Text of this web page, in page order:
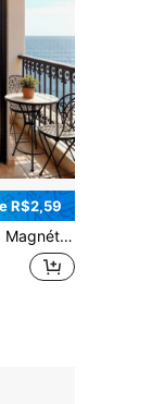
R$2,59
Sala de Estar, Sala de Jantar, Varanda, Amigável para Animais de Estimação